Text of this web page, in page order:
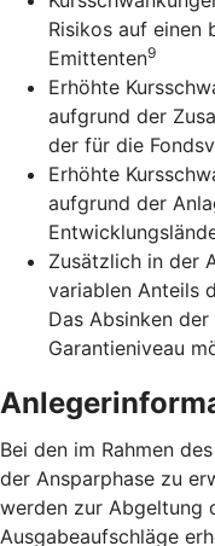
Risikos auf einen
Emittenten9
Erhöhte
aufgrund der
der für die
Erhöhte
aufgrund der
Zusätzlich in der
variablen Anteils
Das Absinken
Garantieniveau
Bei den im Rahmen
der Ansparphase zu
werden zur Abgeltung
Ausgabeaufschläge